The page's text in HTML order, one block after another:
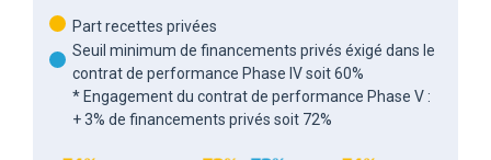
Part recettes privées
Seuil minimum de financements privés éxigé dans le
contrat de performance Phase IV soit 60%
* Engagement du contrat de performance Phase V :
+ 3% de financements privés soit 72%